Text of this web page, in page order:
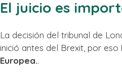
El juicio es
La decisión del tribunal de
inició antes del Brexit, por eso
Europea..